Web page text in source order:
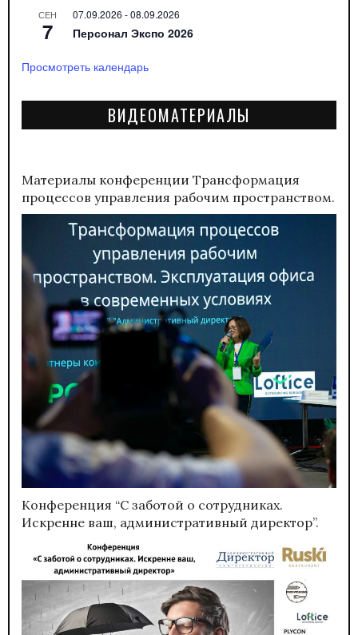
СЕН
7
07.09.2026 -08.09.2026
Персонал Экспо 2026
Просмотреть календарь
ВИДЕОМАТЕРИАЛЫ
Материалы конференции Трансформация
процессов управления рабочим пространством.
Конференция “С заботой о сотрудниках.
Искренне ваш, административный директор”.